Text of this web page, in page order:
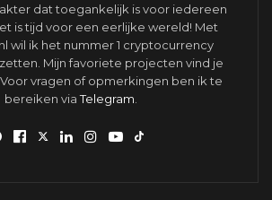
dat toegankelijk is voor iedereen
is tijd voor een eerlijke wereld! Met
wil ik het nummer 1 cryptocurrency
Mijn favoriete projecten vind je
Voor vragen of opmerkingen ben ik te
bereiken viaTelegram.